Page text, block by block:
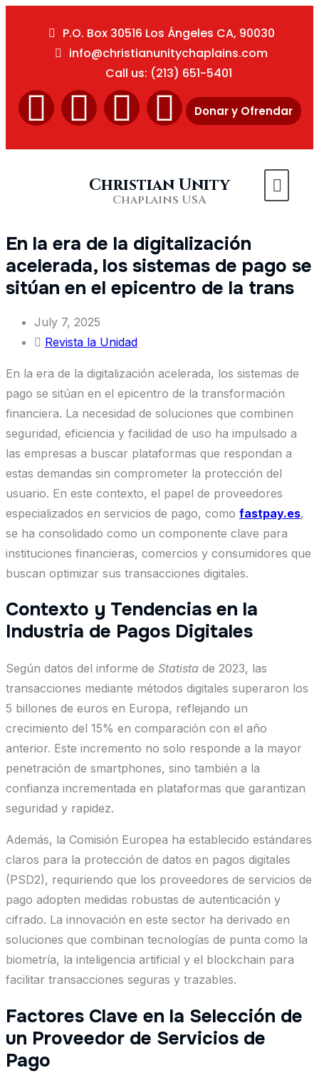
P.O. Box 30516 Los Ángeles CA, 90030
info@christianunitychaplains.com
Call us: (213) 651-5401
Donar y Ofrendar
Christian Unity
Chaplains USA
En la era de la digitalización
acelerada, los sistemas de pago se
sitúan en el epicentro de la trans
July 7, 2025
Revista la Unidad
En la era de la digitalización acelerada, los sistemas de
pago se sitúan en el epicentro de la transformación
financiera. La necesidad de soluciones que combinen
seguridad, eficiencia y facilidad de uso ha impulsado a
las empresas a buscar plataformas que respondan a
estas demandas sin comprometer la protección del
usuario. En este contexto, el papel de proveedores
especializados en servicios de pago, como fastpay.es,
se ha consolidado como un componente clave para
instituciones financieras, comercios y consumidores que
buscan optimizar sus transacciones digitales.
Contexto y Tendencias en la
Industria de Pagos Digitales
Según datos del informe de Statista de 2023, las
transacciones mediante métodos digitales superaron los
5 billones de euros en Europa, reflejando un
crecimiento del 15% en comparación con el año
anterior. Este incremento no solo responde a la mayor
penetración de smartphones, sino también a la
confianza incrementada en plataformas que garantizan
seguridad y rapidez.
Además, la Comisión Europea ha establecido estándares
claros para la protección de datos en pagos digitales
(PSD2), requiriendo que los proveedores de servicios de
pago adopten medidas robustas de autenticación y
cifrado. La innovación en este sector ha derivado en
soluciones que combinan tecnologías de punta como la
biometría, la inteligencia artificial y el blockchain para
facilitar transacciones seguras y trazables.
Factores Clave en la Selección de
un Proveedor de Servicios de
Pago